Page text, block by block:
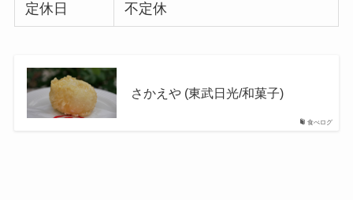
定休日 不定休
食べログ
さかえや (東武日光/和菓子)